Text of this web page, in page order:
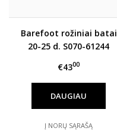
Barefoot rožiniai batai
20-25 d. S070-61244
€4300
DAUGIAU
Į NORŲ SĄRAŠĄ